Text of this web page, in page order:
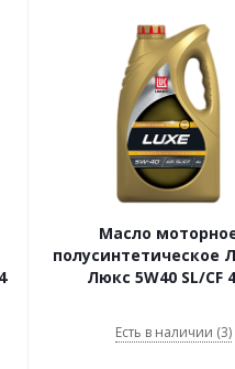
Масло
полусинтетическое
Люкс 5W40 SL/CF
Есть в наличии (3)